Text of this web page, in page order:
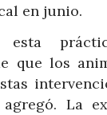
en junio.
esta
que los
agregó. La